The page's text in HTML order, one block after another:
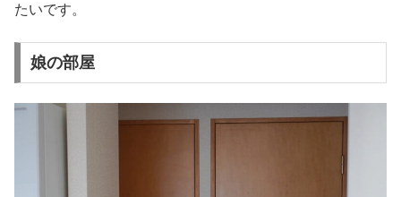
たいです。
娘の部屋